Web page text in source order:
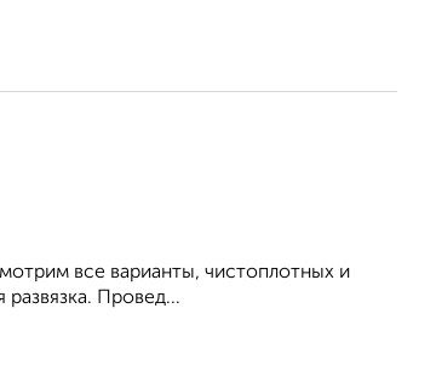
все варианты, чистоплотных и
Провед...